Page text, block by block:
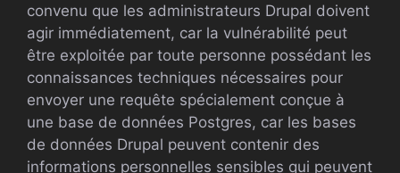
convenu que les administrateurs Drupal doivent
agir immédiatement, car la vulnérabilité peut
être exploitée par toute personne possédant les
connaissances techniques nécessaires pour
envoyer une requête spécialement conçue à
une base de données Postgres, car les bases
de données Drupal peuvent contenir des
informations personnelles sensibles qui peuvent